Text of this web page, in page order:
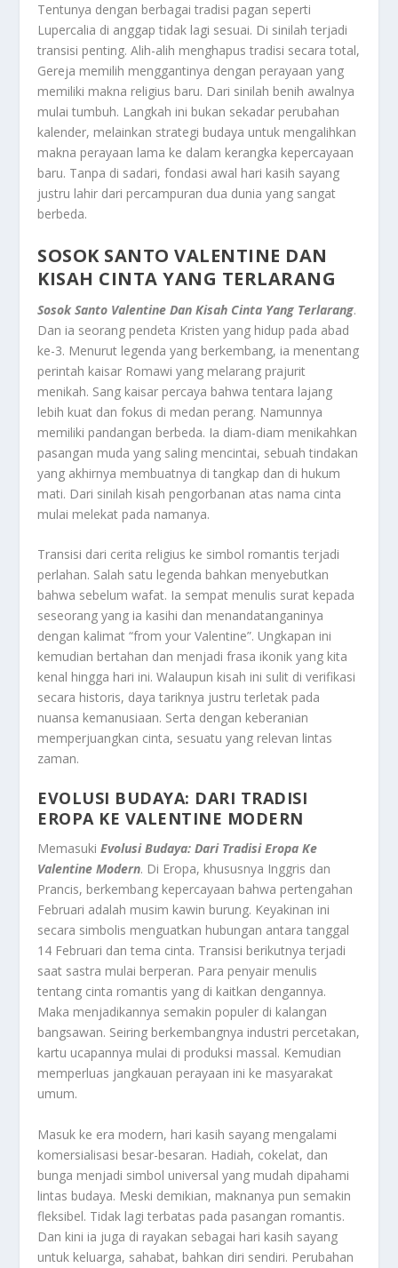
Tentunya dengan berbagai tradisi pagan seperti
Lupercalia di anggap tidak lagi sesuai. Di sinilah terjadi
transisi penting. Alih-alih menghapus tradisi secara total,
Gereja memilih menggantinya dengan perayaan yang
memiliki makna religius baru. Dari sinilah benih awalnya
mulai tumbuh. Langkah ini bukan sekadar perubahan
kalender, melainkan strategi budaya untuk mengalihkan
makna perayaan lama ke dalam kerangka kepercayaan
baru. Tanpa di sadari, fondasi awal hari kasih sayang
justru lahir dari percampuran dua dunia yang sangat
berbeda.
SOSOK SANTO VALENTINE DAN
KISAH CINTA YANG TERLARANG
Sosok Santo Valentine Dan Kisah Cinta Yang Terlarang.
Dan ia seorang pendeta Kristen yang hidup pada abad
ke-3. Menurut legenda yang berkembang, ia menentang
perintah kaisar Romawi yang melarang prajurit
menikah. Sang kaisar percaya bahwa tentara lajang
lebih kuat dan fokus di medan perang. Namunnya
memiliki pandangan berbeda. Ia diam-diam menikahkan
pasangan muda yang saling mencintai, sebuah tindakan
yang akhirnya membuatnya di tangkap dan di hukum
mati. Dari sinilah kisah pengorbanan atas nama cinta
mulai melekat pada namanya.
Transisi dari cerita religius ke simbol romantis terjadi
perlahan. Salah satu legenda bahkan menyebutkan
bahwa sebelum wafat. Ia sempat menulis surat kepada
seseorang yang ia kasihi dan menandatanganinya
dengan kalimat “from your Valentine”. Ungkapan ini
kemudian bertahan dan menjadi frasa ikonik yang kita
kenal hingga hari ini. Walaupun kisah ini sulit di verifikasi
secara historis, daya tariknya justru terletak pada
nuansa kemanusiaan. Serta dengan keberanian
memperjuangkan cinta, sesuatu yang relevan lintas
zaman.
EVOLUSI BUDAYA: DARI TRADISI
EROPA KE VALENTINE MODERN
MemasukiEvolusi Budaya: Dari Tradisi Eropa Ke
Valentine Modern. Di Eropa, khususnya Inggris dan
Prancis, berkembang kepercayaan bahwa pertengahan
Februari adalah musim kawin burung. Keyakinan ini
secara simbolis menguatkan hubungan antara tanggal
14 Februari dan tema cinta. Transisi berikutnya terjadi
saat sastra mulai berperan. Para penyair menulis
tentang cinta romantis yang di kaitkan dengannya.
Maka menjadikannya semakin populer di kalangan
bangsawan. Seiring berkembangnya industri percetakan,
kartu ucapannya mulai di produksi massal. Kemudian
memperluas jangkauan perayaan ini ke masyarakat
umum.
Masuk ke era modern, hari kasih sayang mengalami
komersialisasi besar-besaran. Hadiah, cokelat, dan
bunga menjadi simbol universal yang mudah dipahami
lintas budaya. Meski demikian, maknanya pun semakin
fleksibel. Tidak lagi terbatas pada pasangan romantis.
Dan kini ia juga di rayakan sebagai hari kasih sayang
untuk keluarga, sahabat, bahkan diri sendiri. Perubahan